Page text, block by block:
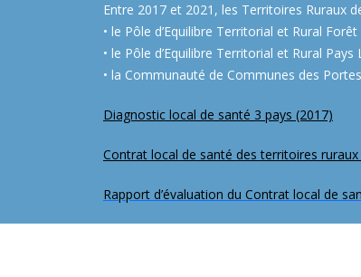
Entre 2017 et 2021, les Territoires Ruraux
• le Pôle d’Equilibre Territorial et Rural
• le Pôle d’Equilibre Territorial et Rural
• la Communauté de Communes des
Diagnostic local de santé 3 pays (2017)
Contrat local de santé des territoires ruraux
Rapport d’évaluation du Contrat local de